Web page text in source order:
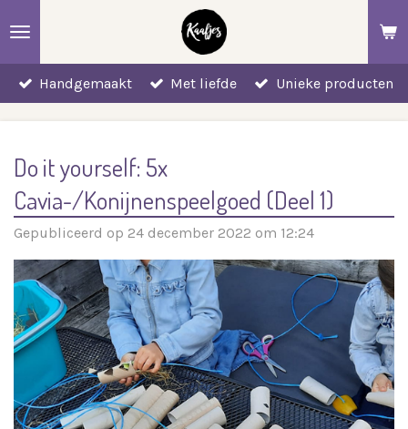
hoofdinhoud
Handgemaakt Met liefde Unieke producten
Do it yourself: 5x
Cavia-/Konijnenspeelgoed (Deel 1)
Gepubliceerd op 24 december 2022 om 12:24